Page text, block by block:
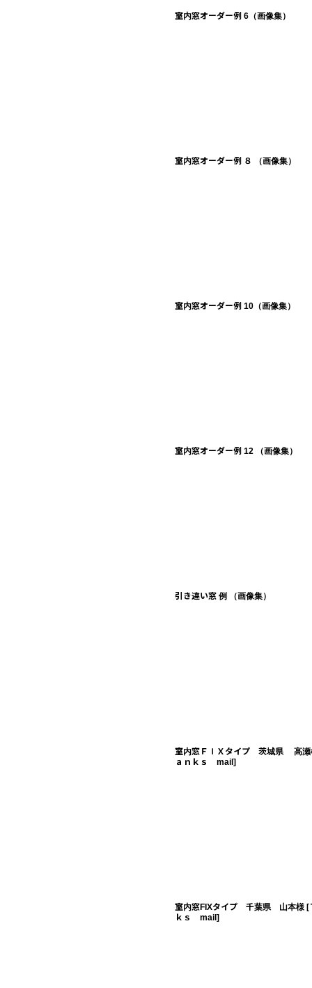
室内窓オーダー例 6（画像集）
室内窓オーダー例 ８ （画像集）
室内窓オーダー例 10（画像集）
室内窓オーダー例 12 （画像集）
引き違い窓 例 （画像集）
室内窓ＦＩＸタイプ 茨城県 高瀬
ａｎｋｓ mail ]
室内窓FIXタイプ 千葉県 山本様 [
ｋｓ mail ]